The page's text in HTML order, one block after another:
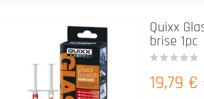
Quixx
brise 1pc
19,79 €